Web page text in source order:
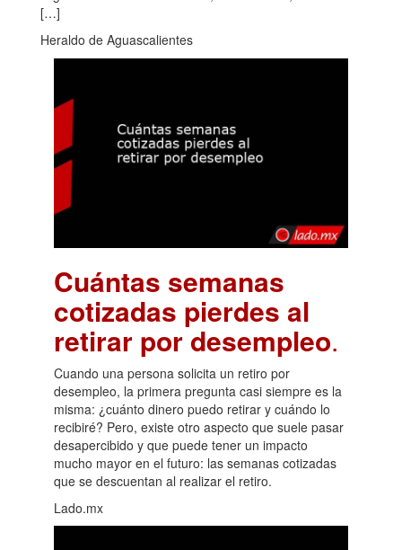
[…]
Heraldo de Aguascalientes
Cuántas semanas
cotizadas pierdes al
retirar por desempleo.
Cuando una persona solicita un retiro por
desempleo, la primera pregunta casi siempre es la
misma: ¿cuánto dinero puedo retirar y cuándo lo
recibiré? Pero, existe otro aspecto que suele pasar
desapercibido y que puede tener un impacto
mucho mayor en el futuro: las semanas cotizadas
que se descuentan al realizar el retiro.
Lado.mx